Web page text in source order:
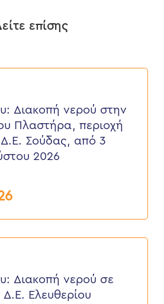
επίσης
Διακοπή νερού στην
Πλαστήρα, περιοχή
Δ.Ε. Σούδας, από 3
2026
Διακοπή νερού σε
Δ.Ε. Ελευθερίου